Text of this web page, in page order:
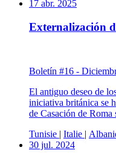
17 abr. 2025
Externalización
Boletín #16 -
El antiguo deseo de
iniciativa británica se
de Casación de
Tunisie | Italie |
30 jul. 2024